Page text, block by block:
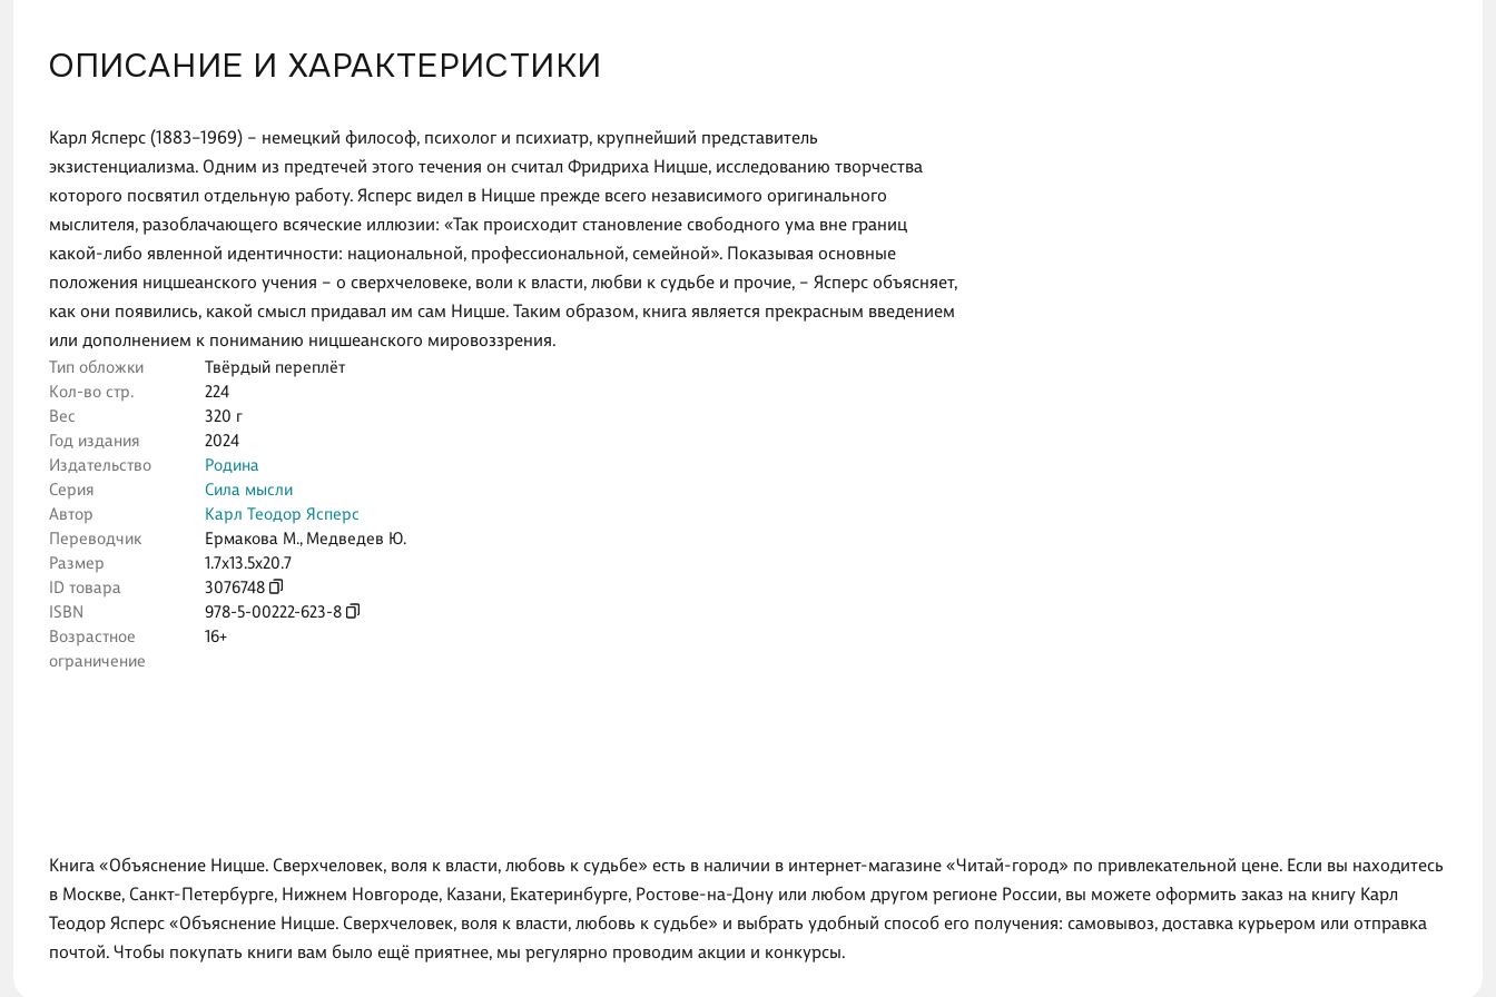
ОПИСАНИЕ И ХАРАКТЕРИСТИКИ
Карл Ясперс (1883–1969) – немецкий философ, психолог и психиатр, крупнейший представитель
экзистенциализма. Одним из предтечей этого течения он считал Фридриха Ницше, исследованию творчества
которого посвятил отдельную работу. Ясперс видел в Ницше прежде всего независимого оригинального
мыслителя, разоблачающего всяческие иллюзии: «Так происходит становление свободного ума вне границ
какой-либо явленной идентичности: национальной, профессиональной, семейной». Показывая основные
положения ницшеанского учения – о сверхчеловеке, воли к власти, любви к судьбе и прочие, – Ясперс объясняет,
как они появились, какой смысл придавал им сам Ницше. Таким образом, книга является прекрасным введением
или дополнением к пониманию ницшеанского мировоззрения.
Тип обложки
Твёрдый переплёт
Кол-во стр.
224
Вес
320 г
Год издания
2024
Издательство
Родина
Серия
Сила мысли
Автор
Карл Теодор Ясперс
Переводчик
Ермакова М., Медведев Ю.
Размер
1.7x13.5x20.7
ID товара
3076748
ISBN
978-5-00222-623-8
Возрастное
ограничение
16+
Книга «Объяснение Ницше. Сверхчеловек, воля к власти, любовь к судьбе» есть в наличии в интернет-магазине «Читай-город» по привлекательной цене. Если вы находитесь
в Москве, Санкт-Петербурге, Нижнем Новгороде, Казани, Екатеринбурге, Ростове-на-Дону или любом другом регионе России, вы можете оформить заказ на книгу Карл
Теодор Ясперс «Объяснение Ницше. Сверхчеловек, воля к власти, любовь к судьбе» и выбрать удобный способ его получения: самовывоз, доставка курьером или отправка
почтой. Чтобы покупать книги вам было ещё приятнее, мы регулярно проводим акции и конкурсы.